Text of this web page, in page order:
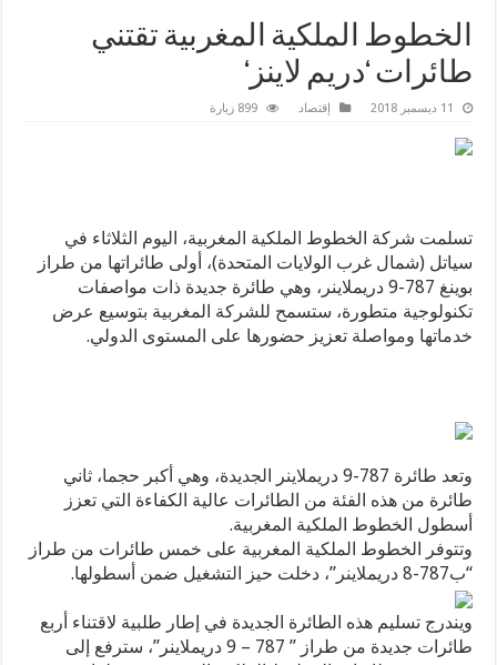
الخطوط الملكية المغربية تقتني
طائرات ‘دريم لاينز‘
11 ديسمبر 2018 إقتصاد 899 زيارة
تسلمت شركة الخطوط الملكية المغربية، اليوم الثلاثاء في
سياتل (شمال غرب الولايات المتحدة)، أولى طائراتها من طراز
بوينغ 787-9 دريملاينر، وهي طائرة جديدة ذات مواصفات
تكنولوجية متطورة، ستسمح للشركة المغربية بتوسيع عرض
خدماتها ومواصلة تعزيز حضورها على المستوى الدولي.
وتعد طائرة 787-9 دريملاينر الجديدة، وهي أكبر حجما، ثاني
طائرة من هذه الفئة من الطائرات عالية الكفاءة التي تعزز
أسطول الخطوط الملكية المغربية.
وتتوفر الخطوط الملكية المغربية على خمس طائرات من طراز
“ب787-8 دريملاينر”، دخلت حيز التشغيل ضمن أسطولها.
ويندرج تسليم هذه الطائرة الجديدة في إطار طلبية لاقتناء أربع
طائرات جديدة من طراز ” 787 – 9 دريملاينر”، سترفع إلى